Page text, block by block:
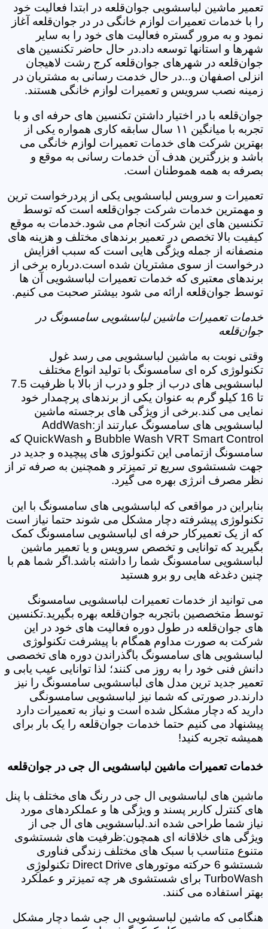
تعمیر ماشین لباسشویی جوان‌قلعه در ابتدا فعالیت خود
را با خدمات تعمیرات لوازم خانگی در در جوان‌قلعه آغاز
نمود و به مرور گستره فعالیت های خود را به سایر
شهرها و استانها توسعه داد.در حال حاضر تکنسین های
جوان‌قلعه در شهرهای جوان‌قلعه کرج رشت لاهیجان
انزلی اصفهان و...در حال خدمت رسانی به مشتریان در
زمینه نصب سرویس و تعمیرات لوازم خانگی هستند.
جوان‌قلعه با در اختیار داشتن تکنسین های حرفه ای و با
تجربه با میانگین ۱۱ سال سابقه کاری همواره یکی از
بهترین شرکت های خدمات تعمیرات لوازم خانگی می
باشد و بزرگترین هدف آن خدمات رسانی به موقع و
بصرفه به همه هموطنان است.
تعمیرات و سرویس لباسشویی یکی از پردرخواست ترین
و مهمترین خدمات شرکت جوان‌قلعه است که توسط
تکنسین های این شرکت انجام می شود.خدمات به موقع
کیفیت بالا تخصص در تعمیر برندهای مختلف و هزینه های
منصفانه از جمله ویژگی هایی است که سبب افزایش
درخواست از سوی مشتریان شده است.درباره برخی از
برندهای معتبری که خدمات تعمیرات لباسشویی آن ها
توسط جوان‌قلعه ارائه می شود بیشتر صحبت می کنیم.
خدمات تعمیرات ماشین لباسشویی سامسونگ در
جوان‌قلعه
وقتی نوبت به ماشین لباسشویی می رسد غول
تکنولوژی کره ای سامسونگ با تولید انواع مختلف
لباسشویی های درب از جلو و درب از بالا با ظرفیت 7.5
تا 16 کیلو گرم به عنوان یکی از برندهای پرچمدار خود
نمایی می کند.برخی از ویژگی های برجسته ماشین
لباسشویی های سامسونگ عبارتند از:AddWash
Bubble Wash VRT Smart Control و QuickWash که
سامسونگ ازتمامی این تکنولوژی های پیچیده و جدید در
جهت شستشوی سریع تر تمیزتر و همچنین به صرفه تر از
نظر مصرف انرژی بهره می گیرد.
بنابراین در مواقعی که لباسشویی های سامسونگ با این
تکنولوژی پیشرفته دچار مشکل می شوند حتما نیاز است
که از یک تعمیرکار حرفه ای لباسشویی سامسونگ کمک
بگیرید که توانایی و تخصص سرویس و یا تعمیر ماشین
لباسشویی سامسونگ شما را داشته باشد.اگر شما هم با
چنین دغدغه هایی رو برو هستید
می توانید از خدمات تعمیرات لباسشویی سامسونگ
توسط متخصصین باتجربه جوان‌قلعه بهره بگیرید.تکنسین
های جوان‌قلعه در طول دوره فعالیت های خود در این
شرکت به صورت مداوم همگام با پیشرفت تکنولوژی
لباسشویی های سامسونگ باگذراندن دوره های تخصصی
دانش فنی خود را به روز می کنند؛ لذا توانایی عیب یابی و
تعمیر جدید ترین مدل های لباسشویی سامسونگ را نیز
دارند.در صورتی که شما نیز لباسشویی سامسونگی
دارید که دچار مشکل شده است و نیاز به تعمیرات دارد
پیشنهاد می کنیم حتما خدمات جوان‌قلعه را یک بار برای
همیشه تجربه کنید!
خدمات تعمیرات ماشین لباسشویی ال جی در جوان‌قلعه
ماشین های لباسشویی ال جی در رنگ های مختلف با پنل
های کنترل کاربر پسند و ویژگی ها و عملکردهای مورد
نیاز شما طراحی شده اند.لباسشویی های ال جی از
ویژگی های خلاقانه ای همچون:ظرفیت های شستشوی
متنوع متناسب با سبک های مختلف زندگی فناوری
شستشو 6 حرکته موتورهای Direct Drive تکنولوژِی
TurboWash برای شستشوی هر چه تمیزتر و عملکرد
بهتر استفاده می کنند.
هنگامی که ماشین لباسشویی ال جی شما دچار مشکل